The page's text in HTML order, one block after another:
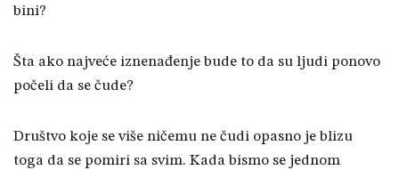
bini?
Šta ako najveće iznenađenje bude to da su ljudi ponovo
počeli da se čude?
Društvo koje se više ničemu ne čudi opasno je blizu
toga da se pomiri sa svim. Kada bismo se jednom